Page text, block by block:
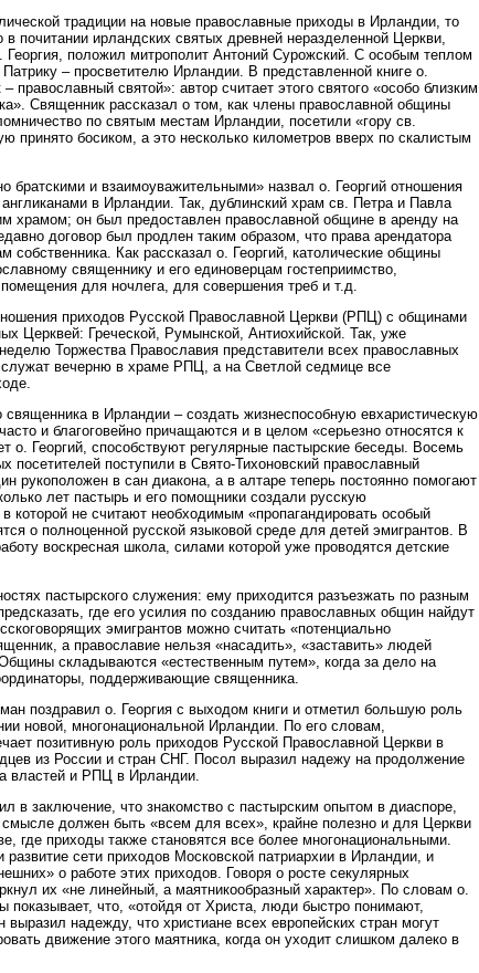
традиции на новые православные приходы в Ирландии, то
в почитании ирландских святых древней неразделенной Церкви,
Георгия, положил митрополит Антоний Сурожский. С особым теплом
– просветителю Ирландии. В представленной книге о.
православный святой»: автор считает этого святого «особо близким
Священник рассказал о том, как члены православной общины
по святым местам Ирландии, посетили «гору св.
принято босиком, а это несколько километров вверх по скалистым
и взаимоуважительными» назвал о. Георгий отношения
в Ирландии. Так, дублинский храм св. Петра и Павла
храмом; он был предоставлен православной общине в аренду на
договор был продлен таким образом, что права арендатора
собственника. Как рассказал о. Георгий, католические общины
священнику и его единоверцам гостеприимство,
для ночлега, для совершения треб и т.д.
приходов Русской Православной Церкви (РПЦ) с общинами
Церквей: Греческой, Румынской, Антиохийской. Так, уже
Торжества Православия представители всех православных
служат вечерню в храме РПЦ, а на Светлой седмице все
священника в Ирландии – создать жизнеспособную евхаристическую
и благоговейно причащаются и в целом «серьезно относятся к
о. Георгий, способствуют регулярные пастырские беседы. Восемь
посетителей поступили в Свято-Тихоновский православный
рукоположен в сан диакона, а в алтаре теперь постоянно помогают
лет пастырь и его помощники создали русскую
которой не считают необходимым «пропагандировать особый
о полноценной русской языковой среде для детей эмигрантов. В
воскресная школа, силами которой уже проводятся детские
пастырского служения: ему приходится разъезжать по разным
где его усилия по созданию православных общин найдут
эмигрантов можно считать «потенциально
а православие нельзя «насадить», «заставить» людей
складываются «естественным путем», когда за дело на
поддерживающие священника.
поздравил о. Георгия с выходом книги и отметил большую роль
новой, многонациональной Ирландии. По его словам,
позитивную роль приходов Русской Православной Церкви в
из России и стран СНГ. Посол выразил надежу на продолжение
властей и РПЦ в Ирландии.
в заключение, что знакомство с пастырским опытом в диаспоре,
должен быть «всем для всех», крайне полезно и для Церкви
где приходы также становятся все более многонациональными.
сети приходов Московской патриархии в Ирландии, и
о работе этих приходов. Говоря о росте секулярных
их «не линейный, а маятникообразный характер». По словам о.
показывает, что, «отойдя от Христа, люди быстро понимают,
выразил надежду, что христиане всех европейских стран могут
движение этого маятника, когда он уходит слишком далеко в